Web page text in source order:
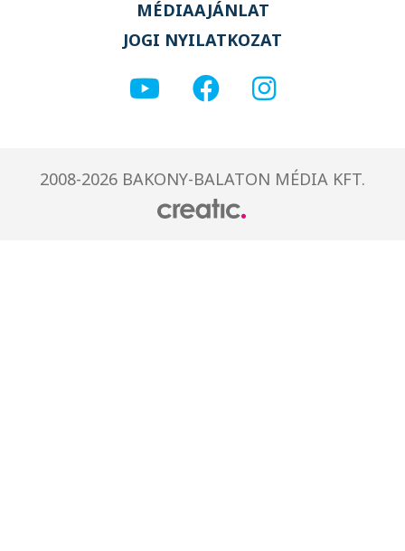
MÉDIAAJÁNLAT
JOGI NYILATKOZAT
2008-2026 BAKONY-BALATON MÉDIA KFT.